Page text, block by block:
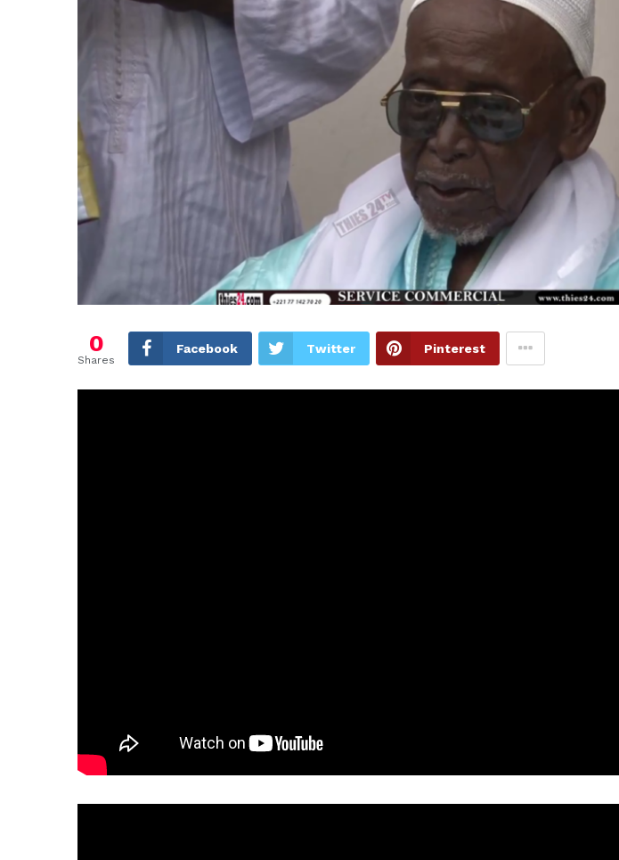
0
Shares
Facebook Twitter Pinterest